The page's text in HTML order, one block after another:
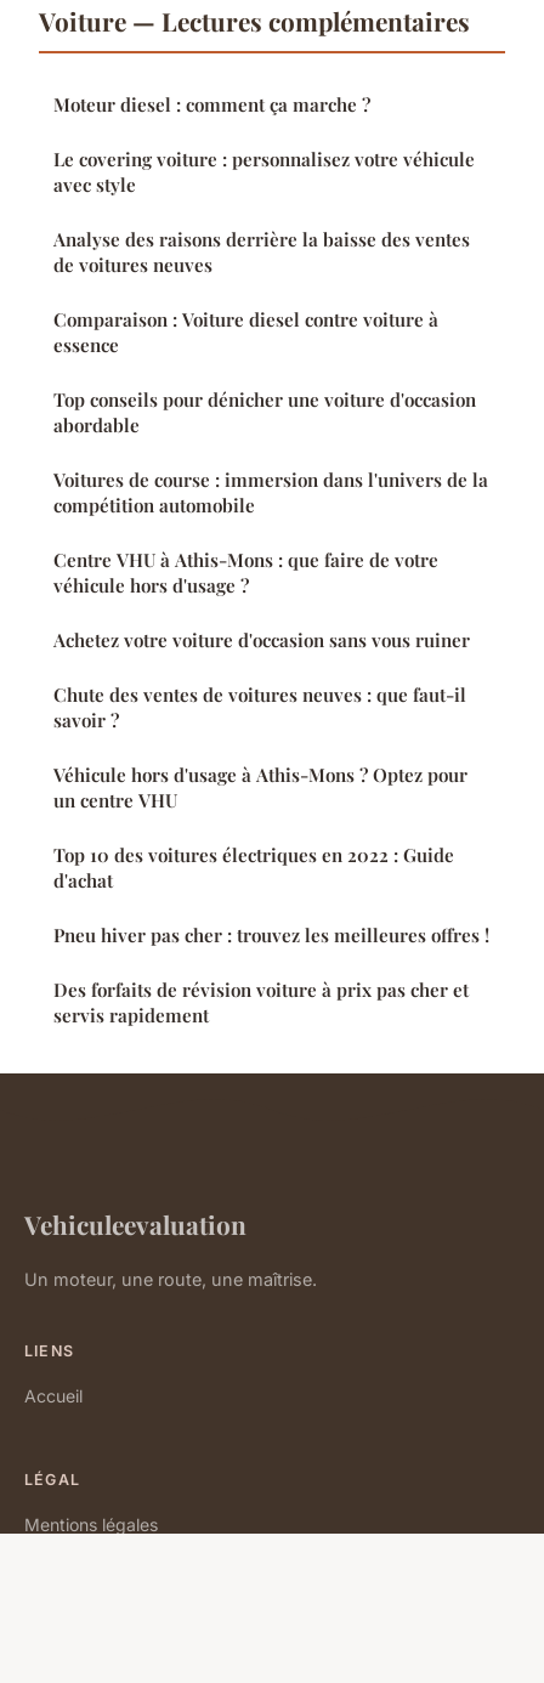
Voiture — Lectures complémentaires
Moteur diesel : comment ça marche ?
Le covering voiture : personnalisez votre véhicule
avec style
Analyse des raisons derrière la baisse des ventes
de voitures neuves
Comparaison : Voiture diesel contre voiture à
essence
Top conseils pour dénicher une voiture d'occasion
abordable
Voitures de course : immersion dans l'univers de la
compétition automobile
Centre VHU à Athis-Mons : que faire de votre
véhicule hors d'usage ?
Achetez votre voiture d'occasion sans vous ruiner
Chute des ventes de voitures neuves : que faut-il
savoir ?
Véhicule hors d'usage à Athis-Mons ? Optez pour
un centre VHU
Top 10 des voitures électriques en 2022 : Guide
d'achat
Pneu hiver pas cher : trouvez les meilleures offres !
Des forfaits de révision voiture à prix pas cher et
servis rapidement
Vehiculeevaluation
Un moteur, une route, une maîtrise.
LIENS
Accueil
LÉGAL
Mentions légales